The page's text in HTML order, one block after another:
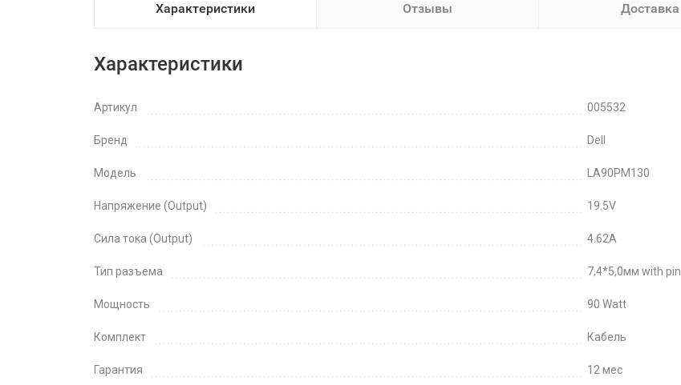
Характеристики Отзывы Доставка
Характеристики
Артикул 005532
Бренд Dell
Модель LA90PM130
Напряжение (Output) 19.5V
Сила тока (Output) 4.62A
Тип разъема 7,4*5,0мм with pin
Мощность 90 Watt
Комплект Кабель
Гарантия 12 мес